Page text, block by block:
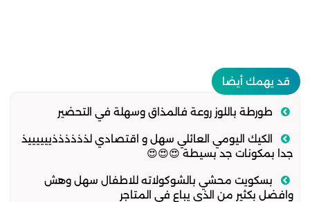
قد يهمك أيضا
طورطة باللوز روعة فالمذاق وسهلة في التحضير
الكيك اليومي العائلي سهل و اقتصادي لذذذذذذييييييذ
جدا بمكونات جد بسيطة 😍😍😍
بسكويت محشي بالشوكولاته للاطفال سهل وهش
وافضل بكثير من الذي يباع في المتاجر